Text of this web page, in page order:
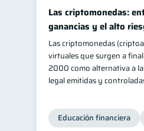
Las criptomonedas:
ganancias y el alto
Las criptomonedas
virtuales que surgen a
2000 como alternativa a
legal emitidas y
Educación financiera